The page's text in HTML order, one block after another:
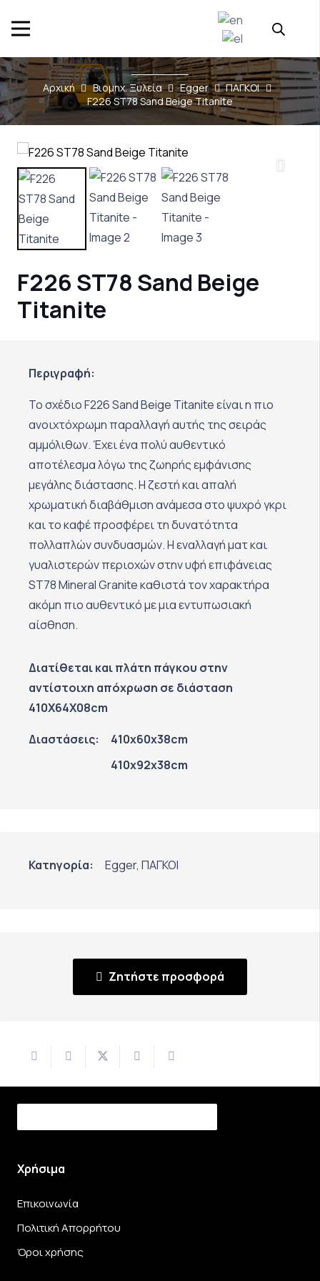
Αρχική Βιομηχ. Ξυλεία Egger
ΠΑΓΚΟΙ
F226 ST78 Sand Beige Titanite
F226 ST78 Sand Beige
Titanite
Περιγραφή:
Το σχέδιο F226 Sand Beige Titanite είναι η πιο
ανοιχτόχρωμη παραλλαγή αυτής της σειράς
αμμόλιθων. Έχει ένα πολύ αυθεντικό
αποτέλεσμα λόγω της ζωηρής εμφάνισης
μεγάλης διάστασης. Η ζεστή και απαλή
χρωματική διαβάθμιση ανάμεσα στο ψυχρό γκρι
και το καφέ προσφέρει τη δυνατότητα
πολλαπλών συνδυασμών. Η εναλλαγή ματ και
γυαλιστερών περιοχών στην υφή επιφάνειας
ST78 Mineral Granite καθιστά τον χαρακτήρα
ακόμη πιο αυθεντικό με μια εντυπωσιακή
αίσθηση.
Διατίθεται και πλάτη πάγκου στην
αντίστοιχη απόχρωση σε διάσταση
410Χ64Χ08cm
Διαστάσεις:
410x60x38cm
410x92x38cm
Κατηγορία: Egger, ΠΑΓΚΟΙ
Ζητήστε προσφορά
Χρήσιμα
Επικοινωνία
Πολιτική Απορρήτου
Όροι χρήσης